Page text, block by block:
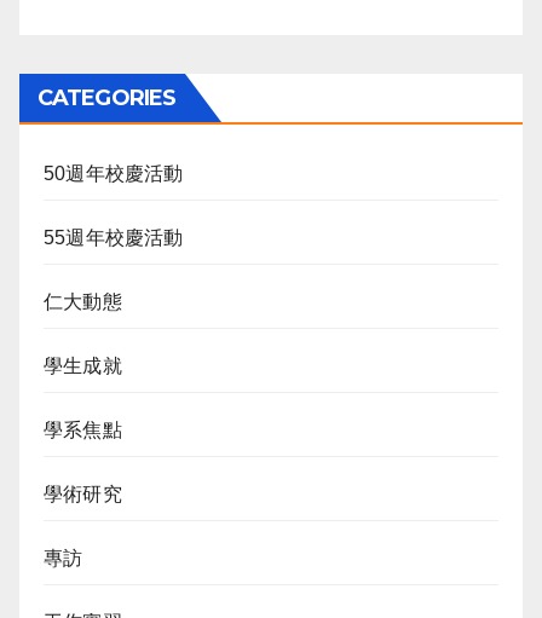
CATEGORIES
50週年校慶活動
55週年校慶活動
仁大動態
學生成就
學系焦點
學術研究
專訪